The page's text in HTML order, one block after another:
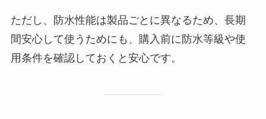
ただし、防水性能は製品ごとに異なるため、長期
間安心して使うためにも、購入前に防水等級や使
用条件を確認しておくと安心です。